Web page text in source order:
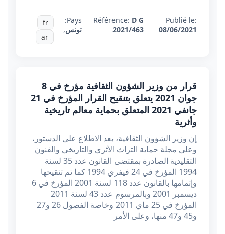
Publié le:
08/06/2021
Référence: D G
2021/463
Pays:
تونس,
fr
ar
قرار من وزير الشؤون الثقافية مؤرخ في 8
جوان 2021 يتعلق بتنقيح القرار المؤرخ في 21
جانفي 2021 المتعلق بحماية معالم تاريخية
وأثرية
إن وزير الشؤون الثقافية، بعد الاطلاع على الدستور،
وعلى مجلة حماية التراث الأثري والتاريخي والفنون
التقليدية الصادرة بمقتضى القانون عدد 35 لسنة
1994 المؤرخ في 24 فيفري 1994 كما تم تنقيحها
وإتمامها بالقانون عدد 118 لسنة 2001 المؤرخ في 6
ديسمبر 2001 وبالمرسوم عدد 43 لسنة 2011
المؤرخ في 25 ماي 2011 وخاصة الفصول 26 و27
و45 و47 منها، وعلى الأمر